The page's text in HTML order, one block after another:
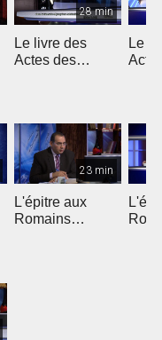
28 min
Le livre des
Actes des
Le
23 min
L'épitre aux
Romains